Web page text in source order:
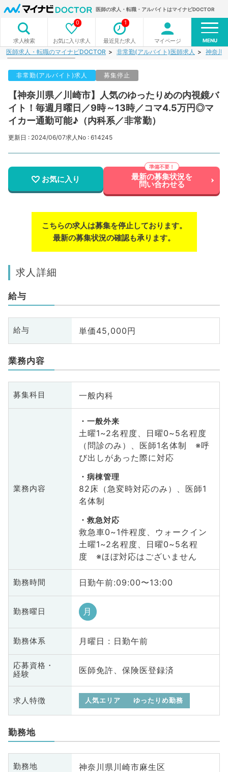
医師の求人・転職・アルバイトはマイナビDOCTOR
求人検索 お気に入り求人
0
最近見た求人
1
マイページ MENU
医師求人・転職のマイナビDOCTOR 非常勤(アルバイト)医師求人 神奈川
非常勤(アルバイト)求人 募集停止
【神奈川県／川崎市】人気のゆったりめの内視鏡バ
イト！毎週月曜日／9時～13時／コマ4.5万円◎マ
イカー通勤可能♪（内科系／非常勤）
更新日 : 2024/06/07求人No : 614245
お気に入り 最新の募集状況を
問い合わせる
こちらの求人は募集を停止しております。
最新の募集状況の確認も承ります。
求人詳細
給与
給与 単価45,000円
業務内容
募集科目 一般内科
業務内容
一般外来
土曜1~2名程度、日曜0~5名程度
（問診のみ）、医師1名体制 ※呼
び出しがあった際に対応
病棟管理
82床（急変時対応のみ）、医師1
名体制
救急対応
救急車0~1件程度、ウォークイン
土曜1~2名程度、日曜0~5名程
度 ※ほぼ対応はございません
勤務時間 日勤午前:09:00〜13:00
勤務曜日 月
勤務体系 月曜日 : 日勤午前
応募資格・
経験
医師免許、保険医登録済
求人特徴 人気エリア ゆったりめ勤務
勤務地
勤務地 神奈川県川崎市麻生区